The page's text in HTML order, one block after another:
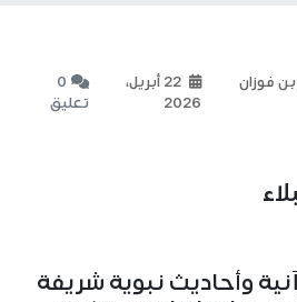
فوزان
22 أبريل،
2026
0
تعليق
وأحاديث نبوية شريفة